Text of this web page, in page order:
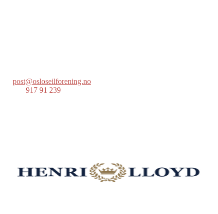
post@osloseilforening.no
917 91 239